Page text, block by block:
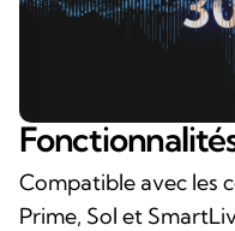
Compatible avec les
Prime, Sol et